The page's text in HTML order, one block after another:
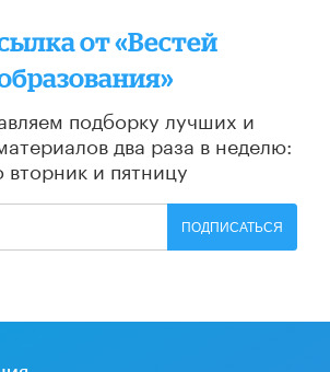
от «Вестей
подборку лучших и
два раза в неделю:
вторник и пятницу
ПОДПИСАТЬСЯ